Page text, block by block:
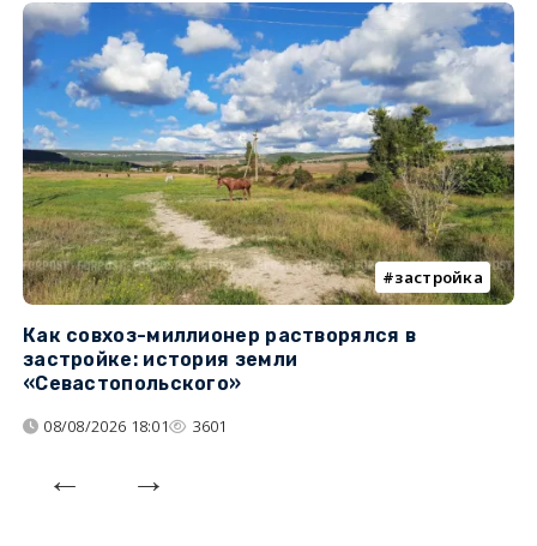
застройка
Как совхоз-миллионер растворялся в
застройке: история земли
«Севастопольского»
08/08/2026 18:01 3601